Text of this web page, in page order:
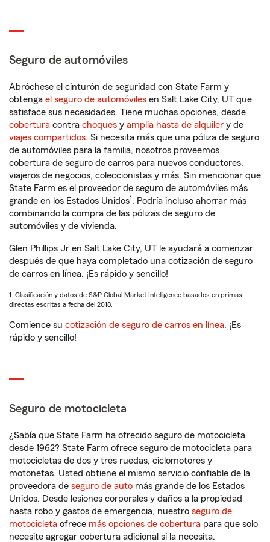
Seguro de automóviles
Abróchese el cinturón de seguridad con State Farm y
obtenga el seguro de automóviles en Salt Lake City, UT que
satisface sus necesidades. Tiene muchas opciones, desde
cobertura contra choques y amplia hasta de alquiler y de
viajes compartidos. Si necesita más que una póliza de seguro
de automóviles para la familia, nosotros proveemos
cobertura de seguro de carros para nuevos conductores,
viajeros de negocios, coleccionistas y más. Sin mencionar que
State Farm es el proveedor de seguro de automóviles más
grande en los Estados Unidos1. Podría incluso ahorrar más
combinando la compra de las pólizas de seguro de
automóviles y de vivienda.
Glen Phillips Jr en Salt Lake City, UT le ayudará a comenzar
después de que haya completado una cotización de seguro
de carros en línea. ¡Es rápido y sencillo!
1. Clasificación y datos de S&P Global Market Intelligence basados en primas
directas escritas a fecha del 2018.
Comience su cotización de seguro de carros en línea. ¡Es
rápido y sencillo!
Seguro de motocicleta
¿Sabía que State Farm ha ofrecido seguro de motocicleta
desde 1962? State Farm ofrece seguro de motocicleta para
motocicletas de dos y tres ruedas, ciclomotores y
motonetas. Usted obtiene el mismo servicio confiable de la
proveedora de seguro de auto más grande de los Estados
Unidos. Desde lesiones corporales y daños a la propiedad
hasta robo y gastos de emergencia, nuestro seguro de
motocicleta ofrece más opciones de cobertura para que solo
necesite agregar cobertura adicional si la necesita.